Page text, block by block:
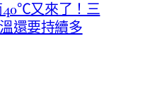
40℃又來了！三
還要持續多